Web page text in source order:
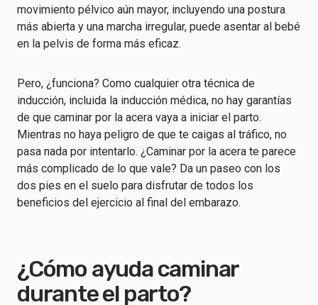
movimiento pélvico aún mayor, incluyendo una postura
más abierta y una marcha irregular, puede asentar al bebé
en la pelvis de forma más eficaz.
Pero, ¿funciona? Como cualquier otra técnica de
inducción, incluida la inducción médica, no hay garantías
de que caminar por la acera vaya a iniciar el parto.
Mientras no haya peligro de que te caigas al tráfico, no
pasa nada por intentarlo. ¿Caminar por la acera te parece
más complicado de lo que vale? Da un paseo con los
dos pies en el suelo para disfrutar de todos los
beneficios del ejercicio al final del embarazo.
¿Cómo ayuda caminar
durante el parto?